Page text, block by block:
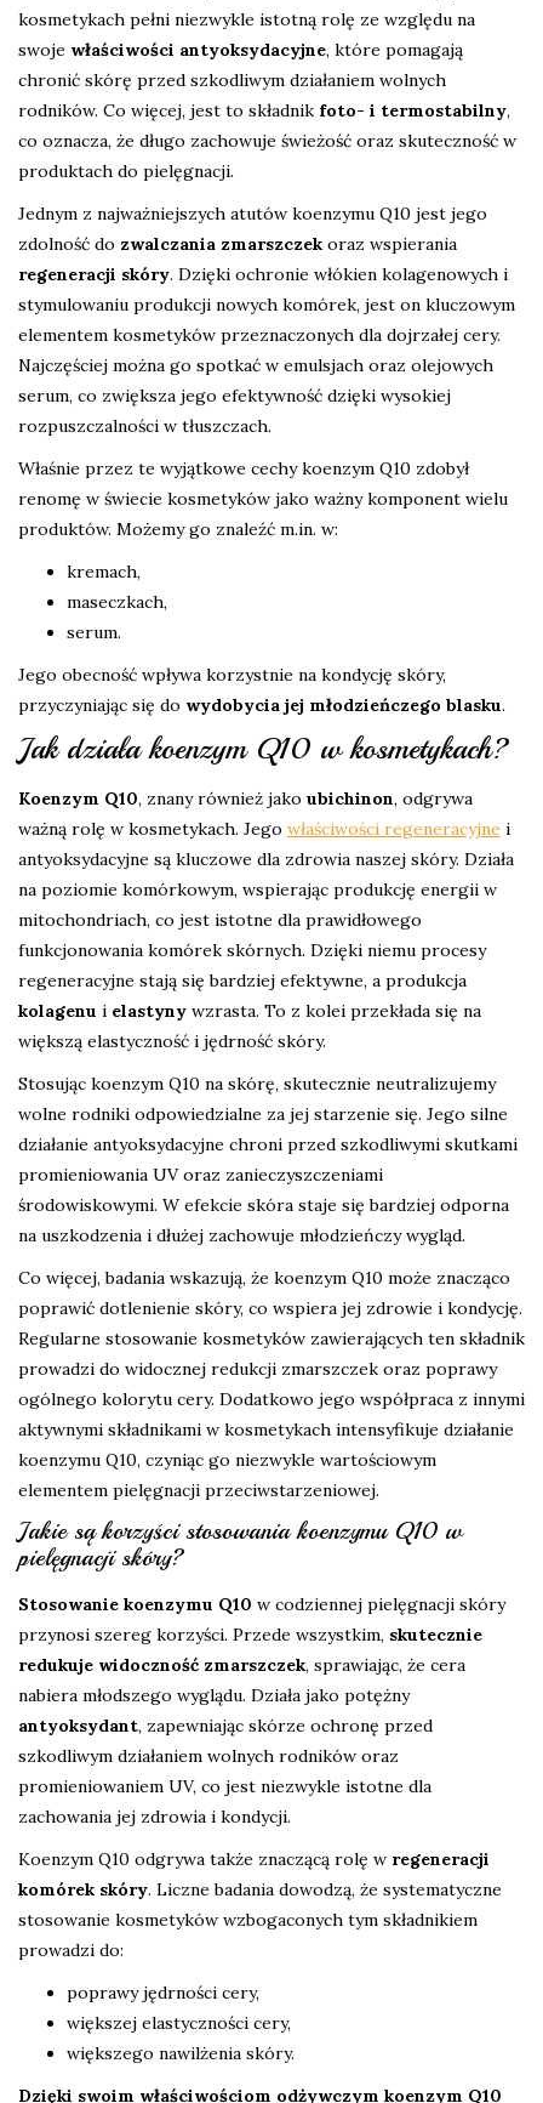
kosmetykach pełni niezwykle istotną rolę ze względu na
swoje właściwości antyoksydacyjne, które pomagają
chronić skórę przed szkodliwym działaniem wolnych
rodników. Co więcej, jest to składnik foto- i termostabilny,
co oznacza, że długo zachowuje świeżość oraz skuteczność w
produktach do pielęgnacji.
Jednym z najważniejszych atutów koenzymu Q10 jest jego
zdolność do zwalczania zmarszczek oraz wspierania
regeneracji skóry. Dzięki ochronie włókien kolagenowych i
stymulowaniu produkcji nowych komórek, jest on kluczowym
elementem kosmetyków przeznaczonych dla dojrzałej cery.
Najczęściej można go spotkać w emulsjach oraz olejowych
serum, co zwiększa jego efektywność dzięki wysokiej
rozpuszczalności w tłuszczach.
Właśnie przez te wyjątkowe cechy koenzym Q10 zdobył
renomę w świecie kosmetyków jako ważny komponent wielu
produktów. Możemy go znaleźć m.in. w:
kremach,
maseczkach,
serum.
Jego obecność wpływa korzystnie na kondycję skóry,
przyczyniając się do wydobycia jej młodzieńczego blasku.
Jak działa koenzym Q10 w kosmetykach?
Koenzym Q10, znany również jako ubichinon, odgrywa
ważną rolę w kosmetykach. Jego właściwości regeneracyjne i
antyoksydacyjne są kluczowe dla zdrowia naszej skóry. Działa
na poziomie komórkowym, wspierając produkcję energii w
mitochondriach, co jest istotne dla prawidłowego
funkcjonowania komórek skórnych. Dzięki niemu procesy
regeneracyjne stają się bardziej efektywne, a produkcja
kolagenu i elastyny wzrasta. To z kolei przekłada się na
większą elastyczność i jędrność skóry.
Stosując koenzym Q10 na skórę, skutecznie neutralizujemy
wolne rodniki odpowiedzialne za jej starzenie się. Jego silne
działanie antyoksydacyjne chroni przed szkodliwymi skutkami
promieniowania UV oraz zanieczyszczeniami
środowiskowymi. W efekcie skóra staje się bardziej odporna
na uszkodzenia i dłużej zachowuje młodzieńczy wygląd.
Co więcej, badania wskazują, że koenzym Q10 może znacząco
poprawić dotlenienie skóry, co wspiera jej zdrowie i kondycję.
Regularne stosowanie kosmetyków zawierających ten składnik
prowadzi do widocznej redukcji zmarszczek oraz poprawy
ogólnego kolorytu cery. Dodatkowo jego współpraca z innymi
aktywnymi składnikami w kosmetykach intensyfikuje działanie
koenzymu Q10, czyniąc go niezwykle wartościowym
elementem pielęgnacji przeciwstarzeniowej.
Jakie są korzyści stosowania koenzymu Q10 w
pielęgnacji skóry?
Stosowanie koenzymu Q10 w codziennej pielęgnacji skóry
przynosi szereg korzyści. Przede wszystkim, skutecznie
redukuje widoczność zmarszczek, sprawiając, że cera
nabiera młodszego wyglądu. Działa jako potężny
antyoksydant, zapewniając skórze ochronę przed
szkodliwym działaniem wolnych rodników oraz
promieniowaniem UV, co jest niezwykle istotne dla
zachowania jej zdrowia i kondycji.
Koenzym Q10 odgrywa także znaczącą rolę w regeneracji
komórek skóry. Liczne badania dowodzą, że systematyczne
stosowanie kosmetyków wzbogaconych tym składnikiem
prowadzi do:
poprawy jędrności cery,
większej elastyczności cery,
większego nawilżenia skóry.
Dzięki swoim właściwościom odżywczym koenzym Q10